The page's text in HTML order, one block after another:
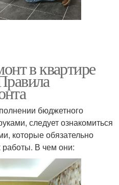
в квартире
бюджетного
следует ознакомиться
которые обязательно
работы. В чем они: